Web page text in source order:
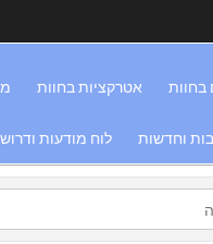
בחוות אטרקציות בחוות
וחדשות לוח מודעות